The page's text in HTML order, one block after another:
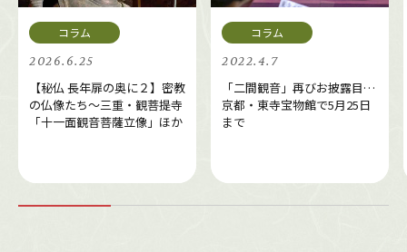
2026.6.25
【秘仏 長年扉の奥に２】密教
の仏像たち～三重・観菩提寺
「十一面観音菩薩立像」ほか
2022.4.7
「二間観音」再びお披露目…
京都・東寺宝物館で5月25日
まで